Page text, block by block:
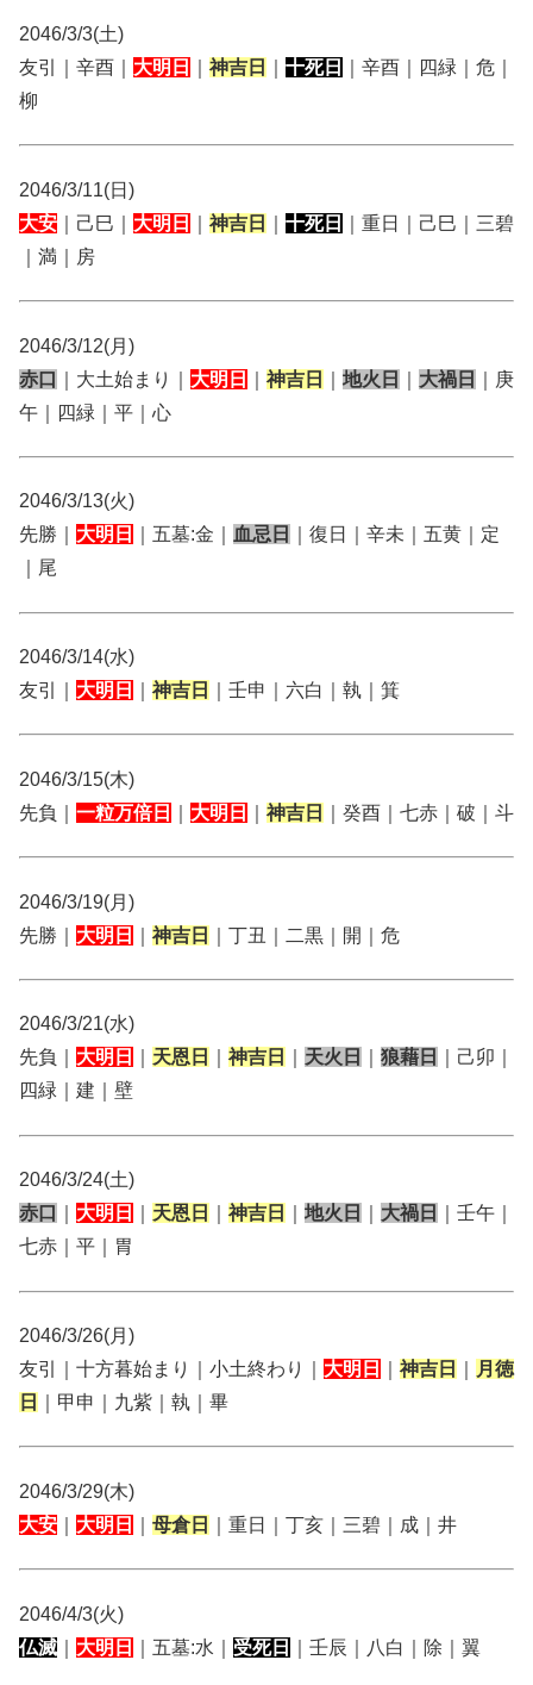
2046/3/3(土)
友引｜辛酉｜ 大明日 神吉日 十死日
｜辛酉｜四緑｜危｜
柳
2046/3/11(日)
大安 ｜己巳｜ 大明日 神吉日 十死日
｜重日｜己巳｜三碧
｜満｜房
2046/3/12(月)
赤口
｜大土始まり｜ 大明日 神吉日 地火日 大禍日
｜庚
午｜四緑｜平｜心
2046/3/13(火)
先勝｜ 大明日 ｜五墓:金｜ 血忌日
｜復日｜辛未｜五黄｜定
｜尾
2046/3/14(水)
友引｜ 大明日 神吉日 ｜壬申｜六白｜執｜箕
2046/3/15(木)
先負｜ 一粒万倍日 大明日 神吉日 ｜癸酉｜七赤｜破｜斗
2046/3/19(月)
先勝｜ 大明日 神吉日 ｜丁丑｜二黒｜開｜危
2046/3/21(水)
先負｜ 大明日 天恩日 神吉日 天火日 狼藉日
｜己卯｜
四緑｜建｜壁
2046/3/24(土)
赤口
大明日 天恩日 神吉日 地火日 大禍日
｜壬午｜
七赤｜平｜胃
2046/3/26(月)
友引｜十方暮始まり｜小土終わり｜ 大明日 神吉日
月徳
日
｜甲申｜九紫｜執｜畢
2046/3/29(木)
大安
大明日 母倉日 ｜重日｜丁亥｜三碧｜成｜井
2046/4/3(火)
仏滅
大明日 ｜五墓:水｜ 受死日 ｜壬辰｜八白｜除｜翼